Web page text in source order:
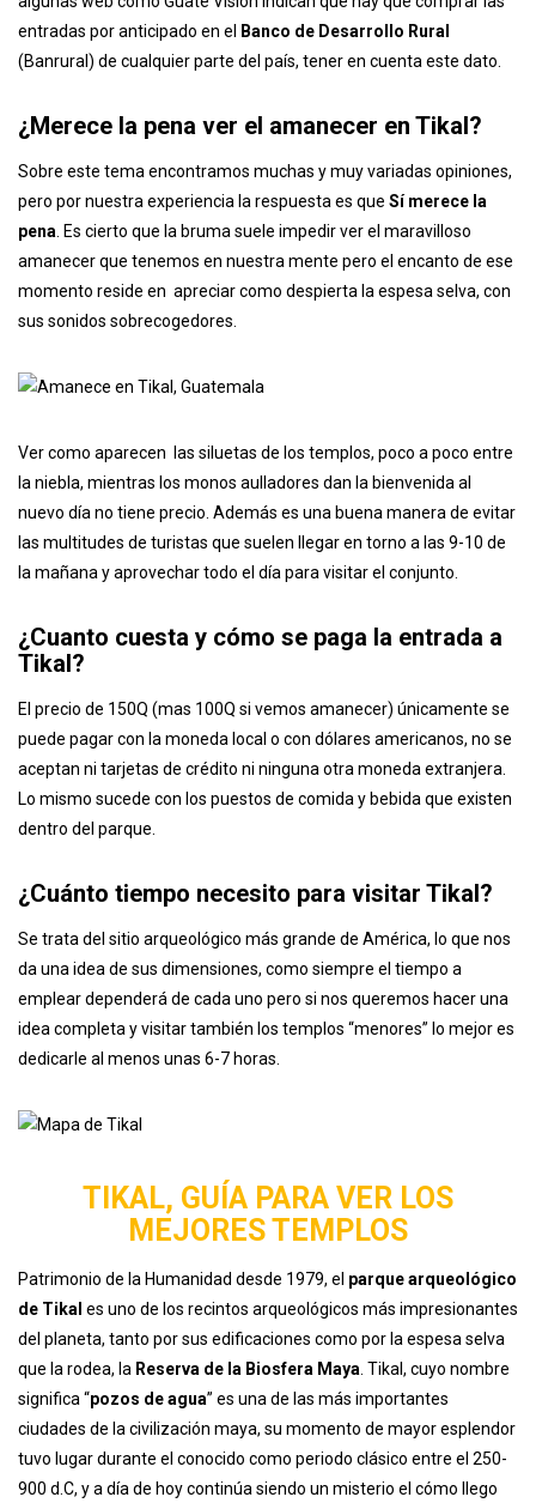
entradas por anticipado en el
Banco de Desarrollo Rural
(Banrural) de cualquier parte del país, tener en cuenta este dato.
¿Merece la pena ver el amanecer en Tikal?
Sobre este tema encontramos muchas y muy variadas opiniones,
pero por nuestra experiencia la respuesta es que Sí merece la
pena . Es cierto que la bruma suele impedir ver el maravilloso
amanecer que tenemos en nuestra mente pero el encanto de ese
momento reside en apreciar como despierta la espesa selva, con
sus sonidos sobrecogedores.
Ver como aparecen las siluetas de los templos, poco a poco entre
la niebla, mientras los monos aulladores dan la bienvenida al
nuevo día no tiene precio. Además es una buena manera de evitar
las multitudes de turistas que suelen llegar en torno a las 9-10 de
la mañana y aprovechar todo el día para visitar el conjunto.
¿Cuanto cuesta y cómo se paga la entrada a
Tikal?
El precio de 150Q (mas 100Q si vemos amanecer) únicamente se
puede pagar con la moneda local o con dólares americanos, no se
aceptan ni tarjetas de crédito ni ninguna otra moneda extranjera.
Lo mismo sucede con los puestos de comida y bebida que existen
dentro del parque.
¿Cuánto tiempo necesito para visitar Tikal?
Se trata del sitio arqueológico más grande de América, lo que nos
da una idea de sus dimensiones, como siempre el tiempo a
emplear dependerá de cada uno pero si nos queremos hacer una
idea completa y visitar también los templos “menores” lo mejor es
dedicarle al menos unas 6-7 horas.
TIKAL, GUÍA PARA VER LOS
MEJORES TEMPLOS
Patrimonio de la Humanidad desde 1979, el parque arqueológico
de Tikal es uno de los recintos arqueológicos más impresionantes
del planeta, tanto por sus edificaciones como por la espesa selva
que la rodea, la Reserva de la Biosfera Maya . Tikal, cuyo nombre
significa “pozos de agua” es una de las más importantes
ciudades de la civilización maya, su momento de mayor esplendor
tuvo lugar durante el conocido como periodo clásico entre el 250-
900 d.C, y a día de hoy continúa siendo un misterio el cómo llego